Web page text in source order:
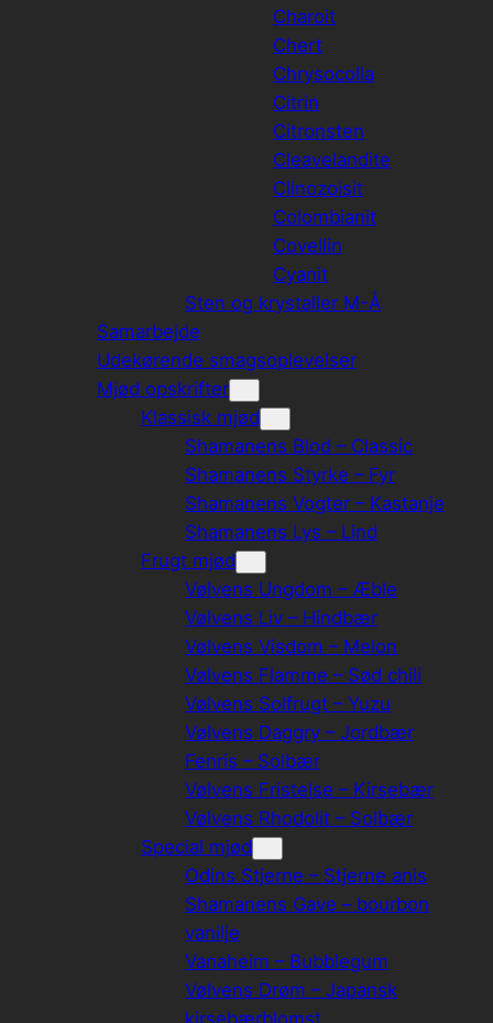
Charoit
Chert
Chrysocolla
Citrin
Citronsten
Cleavelandite
Clinozoisit
Colombianit
Covellin
Cyanit
Sten og krystaller M-Å
Samarbejde
Udekørende smagsoplevelser
Mjød opskrifter
Klassisk mjød
Shamanens Blod – Classic
Shamanens Styrke – Fyr
Shamanens Vogter – Kastanje
Shamanens Lys – Lind
Frugt mjød
Vølvens Ungdom – Æble
Vølvens Liv – Hindbær
Vølvens Visdom – Melon
Vølvens Flamme – Sød chili
Vølvens Solfrugt – Yuzu
Vølvens Daggry – Jordbær
Fenris – Solbær
Vølvens Fristelse – Kirsebær
Vølvens Rhodolit – Solbær
Special mjød
Odins Stjerne – Stjerne anis
Shamanens Gave – bourbon
vanilje
Vanaheim – Bubblegum
Vølvens Drøm – Japansk
kirsebærblomst